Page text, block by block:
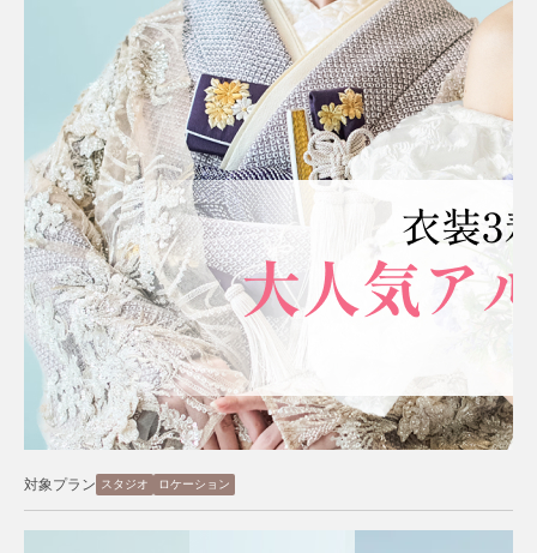
対象プラン スタジオ ロケーション